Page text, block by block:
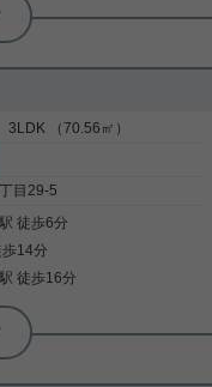
ベーション物件！
いるので 新しく家族を迎え入
にオススメの物件です。 気
ご連絡ください。 お問い合わ
。
3LDK （70.56㎡）
目29-5
駅 徒歩6分
歩14分
駅 徒歩16分
屋住戸☆